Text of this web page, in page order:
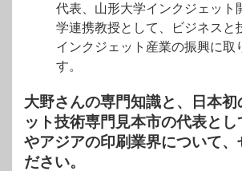
代表、山形大学インクジェット
学連携教授として、ビジネスと
インクジェット産業の振興に取
す。
大野さんの専門知識と、日本初
ット技術専門見本市の代表と
やアジアの印刷業界について、
ださい。